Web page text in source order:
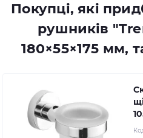
Покупці, які
рушників
180×55×175 мм,